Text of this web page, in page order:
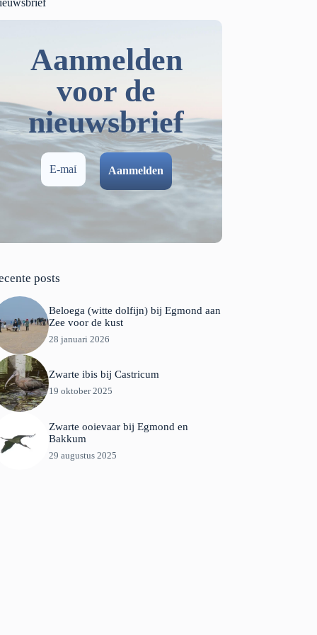
Aanmelden
voor de
nieuwsbrief
posts
Beloega (witte dolfijn) bij Egmond aan
Zee voor de kust
28 januari 2026
Zwarte ibis bij Castricum
19 oktober 2025
Zwarte ooievaar bij Egmond en
Bakkum
29 augustus 2025